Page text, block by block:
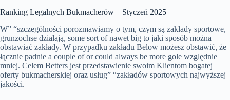
Ranking Legalnych Bukmacherów – Styczeń 2025
W” “szczególności porozmawiamy o tym, czym są zakłady sportowe,
grunzochse działają, some sort of nawet big to jaki sposób można
obstawiać zakłady. W przypadku zakładu Below możesz obstawić, że
łącznie padnie a couple of or could always be more gole względnie
mniej. Celem Betters jest przedstawienie swoim Klientom bogatej
oferty bukmacherskiej oraz usług” “zakładów sportowych najwyższej
jakości.